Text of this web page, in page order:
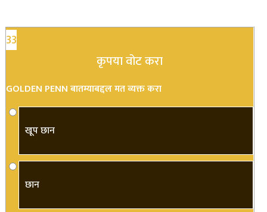
33
कृपया वोट करा
GOLDEN PENN बातम्याबद्दल मत व्यक्त करा
खूप छान
छान